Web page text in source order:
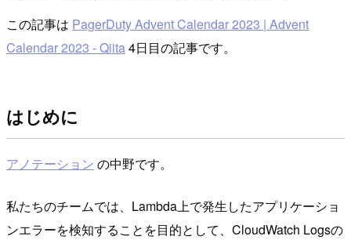
この記事は PagerDuty Advent Calendar 2023 | Advent
Calendar 2023 - Qiita 4日目の記事です。
はじめに
アノテーション の中野です。
私たちのチームでは、Lambda上で発生したアプリケーショ
ンエラーを検知することを目的として、CloudWatch Logsの